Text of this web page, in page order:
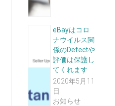
eBayはコロ
ナウイルス関
係のDefectや
評価は保護し
てくれます
2020年5月11
日
お知らせ